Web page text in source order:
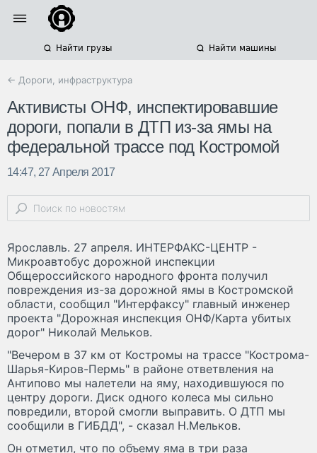
Найти грузы Найти машины
← Дороги, инфраструктура
Активисты ОНФ, инспектировавшие
дороги, попали в ДТП из-за ямы на
федеральной трассе под Костромой
14:47, 27 Апреля 2017
Ярославль. 27 апреля. ИНТЕРФАКС-ЦЕНТР -
Микроавтобус дорожной инспекции
Общероссийского народного фронта получил
повреждения из-за дорожной ямы в Костромской
области, сообщил "Интерфаксу" главный инженер
проекта "Дорожная инспекция ОНФ/Карта убитых
дорог" Николай Мельков.
"Вечером в 37 км от Костромы на трассе "Кострома-
Шарья-Киров-Пермь" в районе ответвления на
Антипово мы налетели на яму, находившуюся по
центру дороги. Диск одного колеса мы сильно
повредили, второй смогли выправить. О ДТП мы
сообщили в ГИБДД", - сказал Н.Мельков.
Он отметил, что по объему яма в три раза